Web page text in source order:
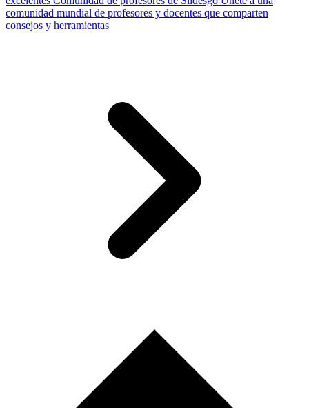
comunidad mundial de profesores y docentes que comparten
consejos y herramientas